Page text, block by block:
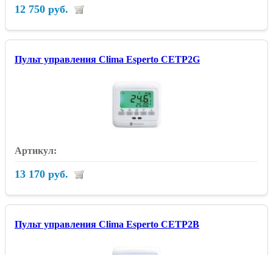
12 750 руб.
Пульт управления Clima Esperto CETP2G
13 170 руб.
Пульт управления Clima Esperto CETP2B